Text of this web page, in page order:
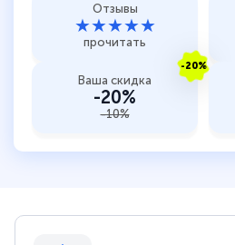
Отзывы
★★★★★
прочитать
-20%
Ваша скидка
-20%
-10%